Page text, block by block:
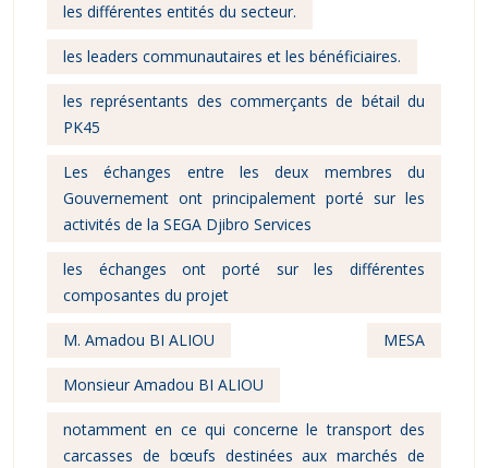
les différentes entités du secteur.
les leaders communautaires et les bénéficiaires.
les représentants des commerçants de bétail du
PK45
Les échanges entre les deux membres du
Gouvernement ont principalement porté sur les
activités de la SEGA Djibro Services
les échanges ont porté sur les différentes
composantes du projet
M. Amadou BI ALIOU MESA
Monsieur Amadou BI ALIOU
notamment en ce qui concerne le transport des
carcasses de bœufs destinées aux marchés de